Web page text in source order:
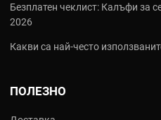
Безплатен чеклист: Калъфи за
2026
Какви са най‑често
ПОЛЕЗНО